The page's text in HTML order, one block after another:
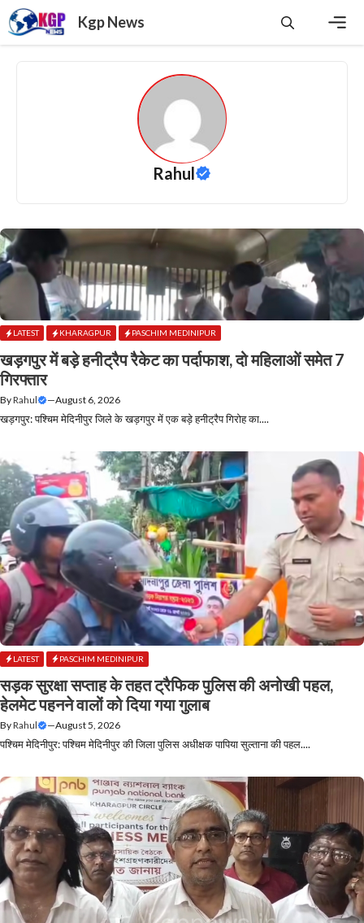
Skip
to
content
Kgp News
Rahul
LATEST KHARAGPUR PASCHIM MEDINIPUR
खड़गपुर में बड़े हनीट्रैप रैकेट का पर्दाफाश, दो महिलाओं समेत 7
गिरफ्तार
ByRahul —August 6, 2026
खड़गपुर: पश्चिम मेदिनीपुर जिले के खड़गपुर में एक बड़े हनीट्रैप गिरोह का....
LATEST PASCHIM MEDINIPUR
सड़क सुरक्षा सप्ताह के तहत ट्रैफिक पुलिस की अनोखी पहल,
हेलमेट पहनने वालों को दिया गया गुलाब
ByRahul —August 5, 2026
पश्चिम मेदिनीपुर: पश्चिम मेदिनीपुर की जिला पुलिस अधीक्षक पापिया सुल्ताना की पहल....